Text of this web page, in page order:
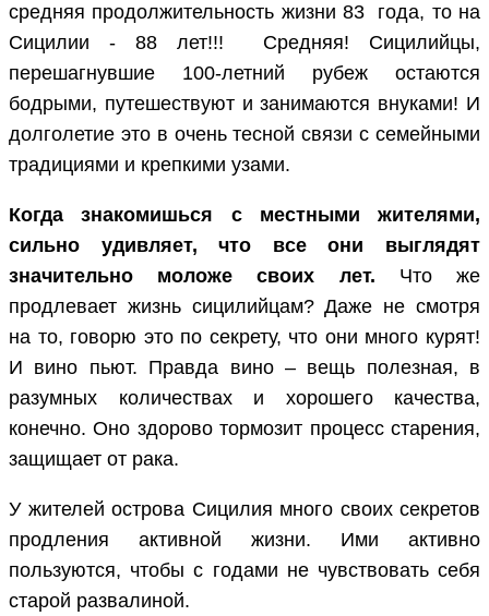
средняя продолжительность жизни 83 года, то на
Сицилии - 88 лет!!! Средняя! Сицилийцы,
перешагнувшие 100-летний рубеж остаются
бодрыми, путешествуют и занимаются внуками! И
долголетие это в очень тесной связи с семейными
традициями и крепкими узами.
Когда знакомишься с местными жителями,
сильно удивляет, что все они выглядят
значительно моложе своих лет. Что же
продлевает жизнь сицилийцам? Даже не смотря
на то, говорю это по секрету, что они много курят!
И вино пьют. Правда вино – вещь полезная, в
разумных количествах и хорошего качества,
конечно. Оно здорово тормозит процесс старения,
защищает от рака.
У жителей острова Сицилия много своих секретов
продления активной жизни. Ими активно
пользуются, чтобы с годами не чувствовать себя
старой развалиной.